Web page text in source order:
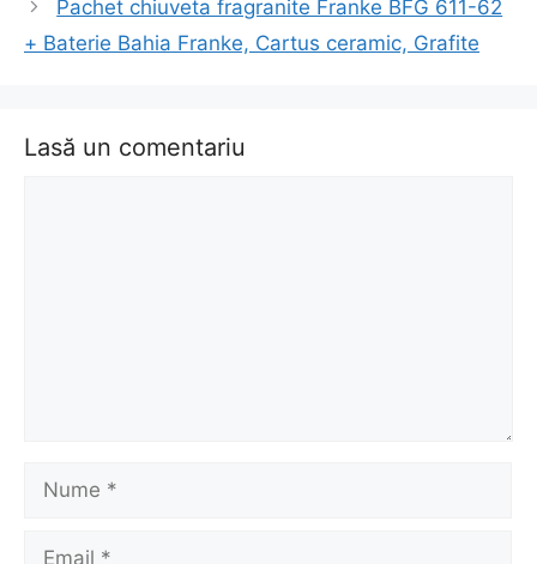
Pachet chiuveta fragranite Franke BFG 611-62
+ Baterie Bahia Franke, Cartus ceramic, Grafite
Lasă un comentariu